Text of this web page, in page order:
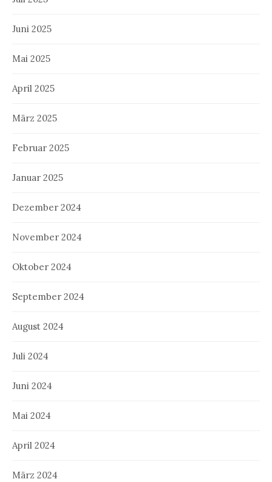
Juni 2025
Mai 2025
April 2025
März 2025
Februar 2025
Januar 2025
Dezember 2024
November 2024
Oktober 2024
September 2024
August 2024
Juli 2024
Juni 2024
Mai 2024
April 2024
März 2024